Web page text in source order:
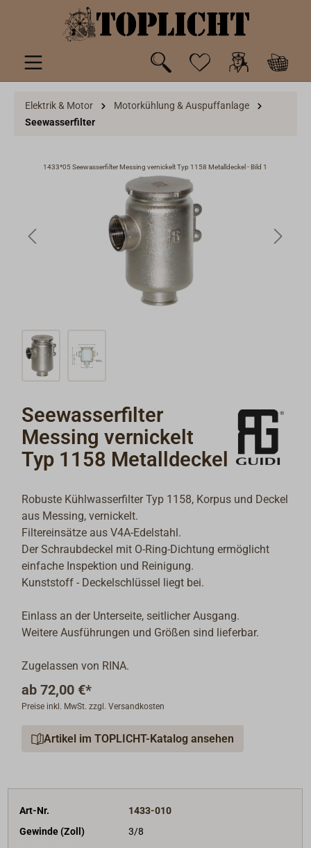
springen
Elektrik & Motor
Motorkühlung & Auspuffanlage
Seewasserfilter
1433*05 Seewasserfilter Messing vernickelt Typ 1158 Metalldeckel - Bild 1
Seewasserfilter
Messing vernickelt
Typ 1158 Metalldeckel
Robuste Kühlwasserfilter Typ 1158, Korpus und Deckel
aus Messing, vernickelt.
Filtereinsätze aus V4A-Edelstahl.
Der Schraubdeckel mit O-Ring-Dichtung ermöglicht
einfache Inspektion und Reinigung.
Kunststoff - Deckelschlüssel liegt bei.
Einlass an der Unterseite, seitlicher Ausgang.
Weitere Ausführungen und Größen sind lieferbar.
Zugelassen von RINA.
ab 72,00 €*
Preise inkl. MwSt. zzgl. Versandkosten
Artikel im TOPLICHT-Katalog ansehen
Art-Nr.
1433-010
Gewinde (Zoll)
3/8